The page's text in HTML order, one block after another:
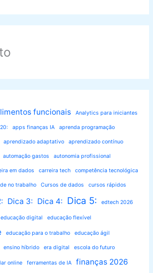
funcionais Analytics para iniciantes
apps finanças IA aprenda programação
aprendizado adaptativo aprendizado contínuo
automação gastos autonomia profissional
em dados carreira tech competência tecnológica
no trabalho Cursos de dados cursos rápidos
Dica 3: Dica 4: Dica 5: edtech 2026
educação digital educação flexível
educação para o trabalho educação ágil
ensino híbrido era digital escola do futuro
online ferramentas de IA finanças 2026